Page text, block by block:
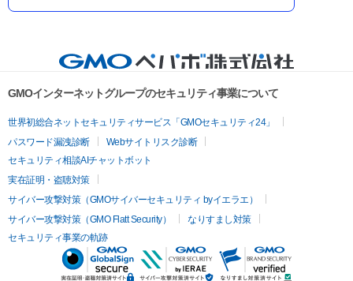
GMOインターネットグループのセキュリティ事業について
世界初総合ネットセキュリティサービス「GMOセキュリティ24」
パスワード漏洩診断
Webサイトリスク診断
セキュリティ相談AIチャットボット
実在証明・盗聴対策
サイバー攻撃対策（GMOサイバーセキュリティ byイエラエ）
サイバー攻撃対策（GMO Flatt Security）
なりすまし対策
セキュリティ事業の軌跡